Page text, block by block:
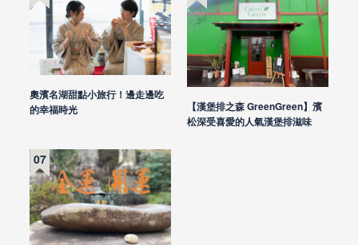
奧濱名湖甜點小旅行！邊走邊吃
的幸福時光
【漢堡排之森 GreenGreen】濱
松深受喜愛的人氣漢堡排滋味